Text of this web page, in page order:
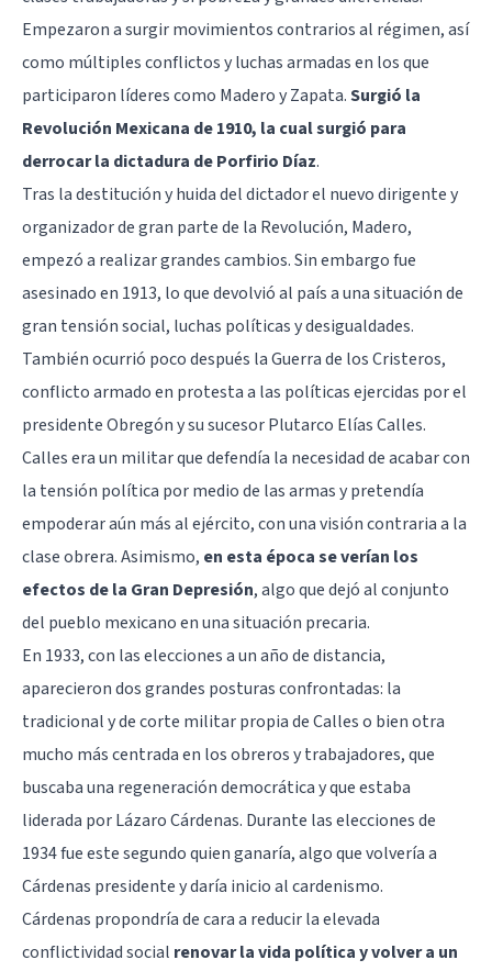
Empezaron a surgir movimientos contrarios al régimen, así
como múltiples conflictos y luchas armadas en los que
participaron líderes como Madero y Zapata.Surgió la
Revolución Mexicana de 1910, la cual surgió para
derrocar la dictadura de Porfirio Díaz.
Tras la destitución y huida del dictador el nuevo dirigente y
organizador de gran parte de la Revolución, Madero,
empezó a realizar grandes cambios. Sin embargo fue
asesinado en 1913, lo que devolvió al país a una situación de
gran tensión social, luchas políticas y desigualdades.
También ocurrió poco después la Guerra de los Cristeros,
conflicto armado en protesta a las políticas ejercidas por el
presidente Obregón y su sucesor Plutarco Elías Calles.
Calles era un militar que defendía la necesidad de acabar con
la tensión política por medio de las armas y pretendía
empoderar aún más al ejército, con una visión contraria a la
clase obrera. Asimismo, en esta época se verían los
efectos de la Gran Depresión, algo que dejó al conjunto
del pueblo mexicano en una situación precaria.
En 1933, con las elecciones a un año de distancia,
aparecieron dos grandes posturas confrontadas: la
tradicional y de corte militar propia de Calles o bien otra
mucho más centrada en los obreros y trabajadores, que
buscaba una regeneración democrática y que estaba
liderada por Lázaro Cárdenas. Durante las elecciones de
1934 fue este segundo quien ganaría, algo que volvería a
Cárdenas presidente y daría inicio al cardenismo.
Cárdenas propondría de cara a reducir la elevada
conflictividad social renovar la vida política y volver a un